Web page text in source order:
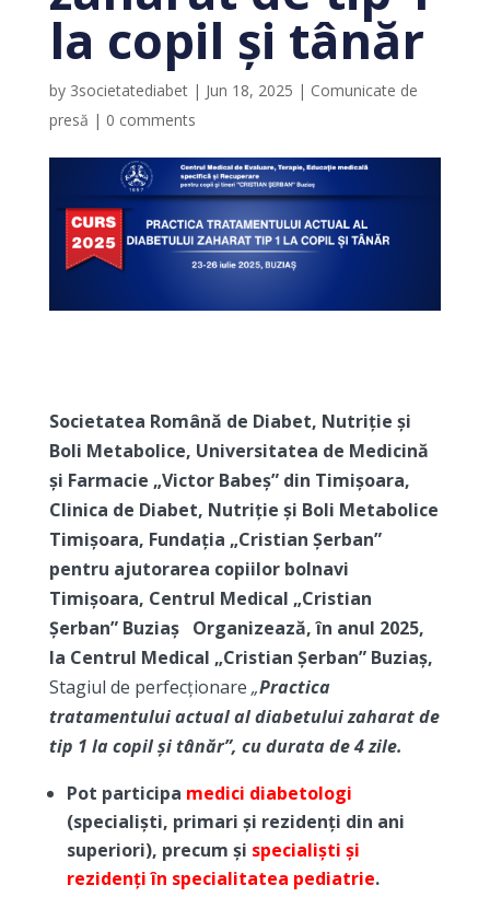
la copil și tânăr
by 3societatediabet| Jun 18, 2025 | Comunicate de
presă | 0 comments
Societatea Română de Diabet, Nutriție și
Boli Metabolice, Universitatea de Medicină
și Farmacie „Victor Babeș” din Timișoara,
Clinica de Diabet, Nutriție și Boli Metabolice
Timișoara, Fundația „Cristian Șerban”
pentru ajutorarea copiilor bolnavi
Timișoara, Centrul Medical „Cristian
Șerban” Buziaș
Organizează, în anul 2025,
la Centrul Medical „Cristian Șerban” Buziaș,
Stagiul de perfecționare „Practica
tratamentului actual al diabetului zaharat de
tip 1 la copil și tânăr”, cu durata de 4 zile.
Pot participa medici diabetologi
(specialiști, primari și rezidenți din ani
superiori), precum și specialiști și
rezidenți în specialitatea pediatrie.